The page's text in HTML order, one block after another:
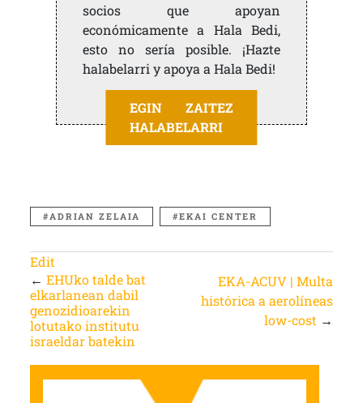
socios que apoyan
económicamente a Hala Bedi,
esto no sería posible. ¡Hazte
halabelarri y apoya a Hala Bedi!
EGIN ZAITEZ
HALABELARRI
ADRIAN ZELAIA EKAI CENTER
Edit
← EHUko talde bat
elkarlanean dabil
genozidioarekin
lotutako institutu
israeldar batekin
EKA-ACUV | Multa
histórica a aerolíneas
low-cost →